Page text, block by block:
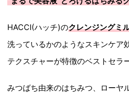
HACCI(ハッチ)のクレンジングミ
洗っているかのようなスキンケア
テクスチャーが特徴のベストセラ
みつばち由来のはちみつ、ローヤ